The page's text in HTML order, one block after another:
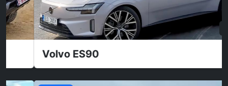
9:41
Volvo ES90